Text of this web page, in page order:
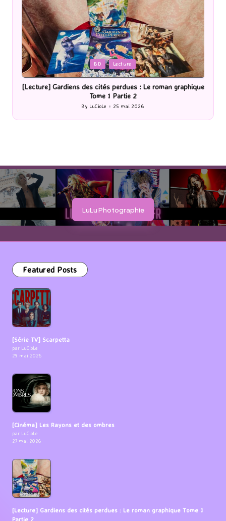
Posted
in
BD Lecture
[Lecture] Gardiens des cités perdues : Le roman graphique
Tome 1 Partie 2
Posted
by
By LuCioLe 25 mai 2026
LuLu Photographie
Featured Posts
[Série TV] Scarpetta
par LuCioLe
29 mai 2026
[Cinéma] Les Rayons et des ombres
par LuCioLe
27 mai 2026
[Lecture] Gardiens des cités perdues : Le roman graphique Tome 1
Partie 2